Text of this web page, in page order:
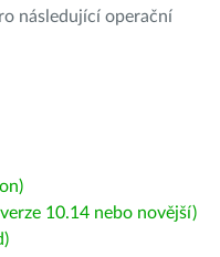
následující operační
10.14 nebo novější)